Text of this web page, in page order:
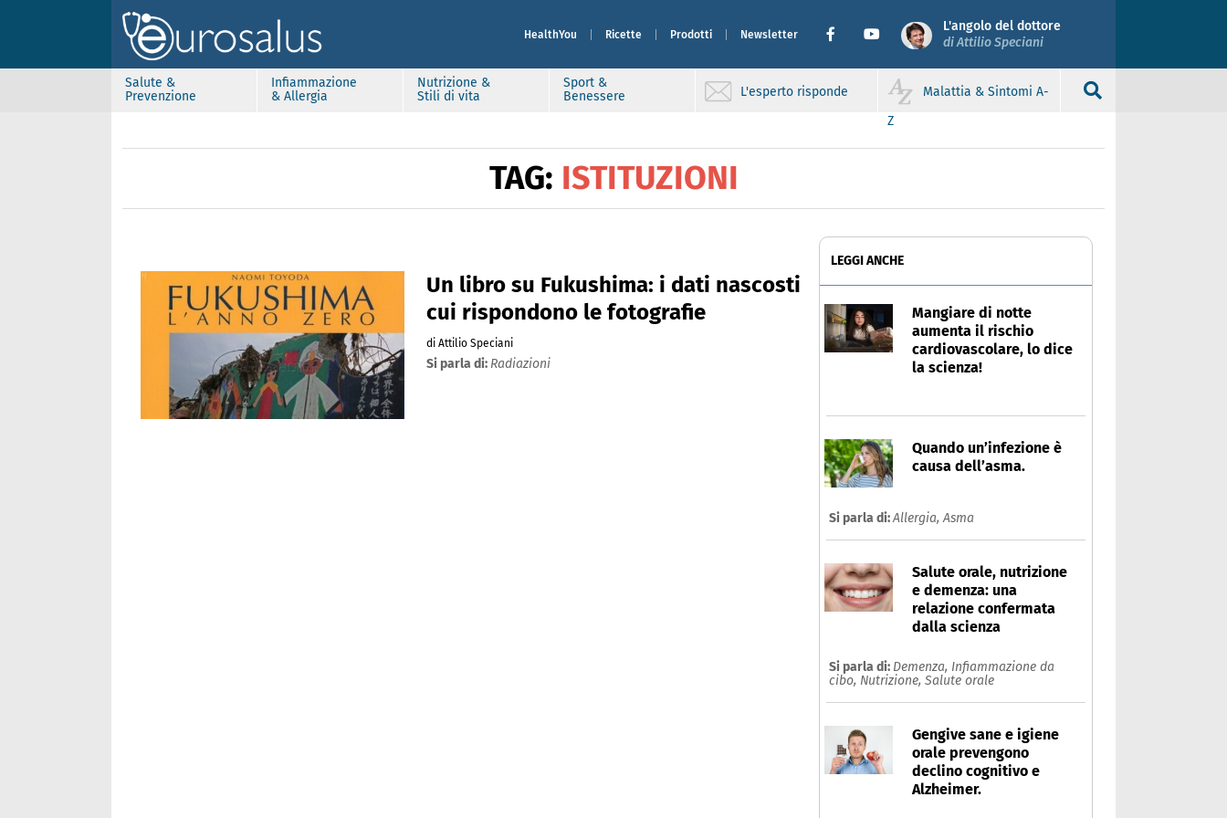
HealthYou Ricette Prodotti Newsletter
L'angolo del dottore
di Attilio Speciani
Salute &
Prevenzione
Infiammazione
& Allergia
Nutrizione &
Stili di vita
Sport &
Benessere
L'esperto risponde
Malattia & Sintomi A-
Z
TAG: ISTITUZIONI
Un libro su Fukushima: i dati nascosti
cui rispondono le fotografie
di Attilio Speciani
Si parla di: Radiazioni
LEGGI ANCHE
Mangiare di notte
aumenta il rischio
cardiovascolare, lo dice
la scienza!
Quando un’infezione è
causa dell’asma.
Si parla di:Allergia,Asma
Salute orale, nutrizione
e demenza: una
relazione confermata
dalla scienza
Si parla di: Demenza, Infiammazione da
cibo, Nutrizione, Salute orale
Gengive sane e igiene
orale prevengono
declino cognitivo e
Alzheimer.